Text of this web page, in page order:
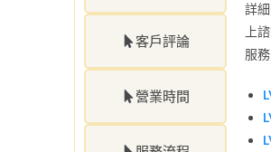
客戶評論
營業時間
詳
上
服